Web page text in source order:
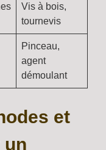
Vis à bois,
tournevis
Pinceau,
agent
démoulant
et
un